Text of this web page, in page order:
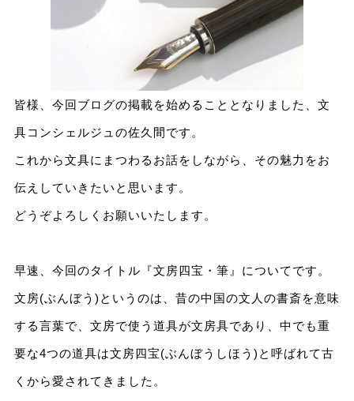
皆様、今回ブログの掲載を始めることとなりました、文
具コンシェルジュの佐久間です。
これから文具にまつわるお話をしながら、その魅力をお
伝えしていきたいと思います。
どうぞよろしくお願いいたします。
早速、今回のタイトル『文房四宝・筆』についてです。
文房(ぶんぼう)というのは、昔の中国の文人の書斎を意味
する言葉で、文房で使う道具が文房具であり、中でも重
要な4つの道具は文房四宝(ぶんぼうしほう)と呼ばれて古
くから愛されてきました。